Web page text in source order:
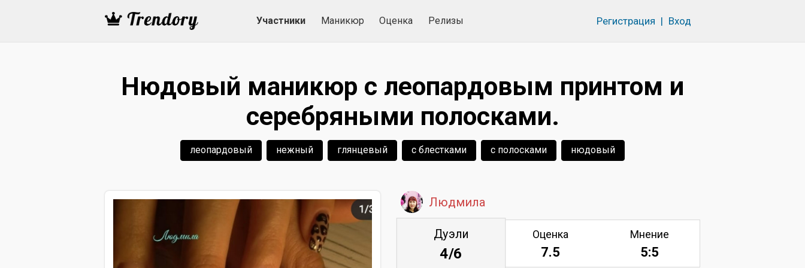
Участники Маникюр Оценка Релизы Регистрация | Вход
Нюдовый маникюр с леопардовым принтом и
серебряными полосками.
леопардовый нежный глянцевый с блестками с полосками нюдовый
Людмила
Дуэли
4/6
Оценка
7.5
Мнение
5:5